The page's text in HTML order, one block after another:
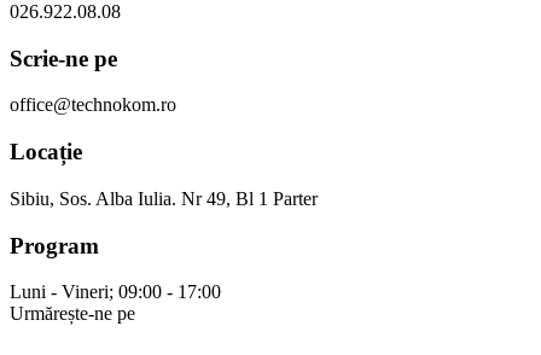
026.922.08.08
Scrie-ne pe
office@technokom.ro
Locație
Sibiu, Sos. Alba Iulia. Nr 49, Bl 1 Parter
Program
Luni - Vineri; 09:00 - 17:00
Urmărește-ne pe